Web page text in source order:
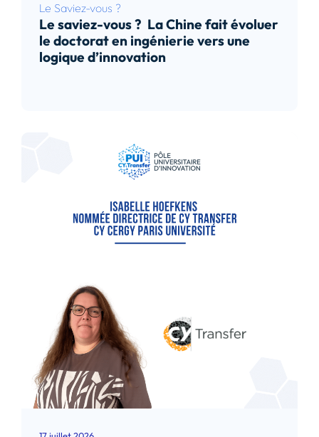
Le Saviez-vous ?
Le saviez-vous ? La Chine fait évoluer
le doctorat en ingénierie vers une
logique d’innovation